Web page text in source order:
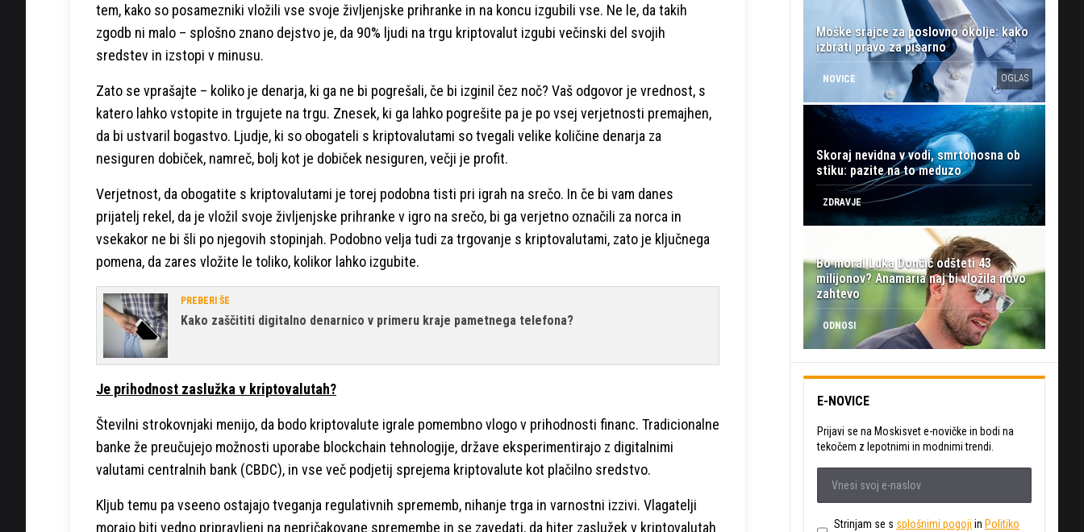
tem, kako so posamezniki vložili vse svoje življenjske prihranke in na koncu izgubili vse. Ne le, da takih
zgodb ni malo – splošno znano dejstvo je, da 90% ljudi na trgu kriptovalut izgubi večinski del svojih
sredstev in izstopi v minusu.
Zato se vprašajte – koliko je denarja, ki ga ne bi pogrešali, če bi izginil čez noč? Vaš odgovor je vrednost, s
katero lahko vstopite in trgujete na trgu. Znesek, ki ga lahko pogrešite pa je po vsej verjetnosti premajhen,
da bi ustvaril bogastvo. Ljudje, ki so obogateli s kriptovalutami so tvegali velike količine denarja za
nesiguren dobiček, namreč, bolj kot je dobiček nesiguren, večji je profit.
Verjetnost, da obogatite s kriptovalutami je torej podobna tisti pri igrah na srečo. In če bi vam danes
prijatelj rekel, da je vložil svoje življenjske prihranke v igro na srečo, bi ga verjetno označili za norca in
vsekakor ne bi šli po njegovih stopinjah. Podobno velja tudi za trgovanje s kriptovalutami, zato je ključnega
pomena, da zares vložite le toliko, kolikor lahko izgubite.
PREBERI ŠE
Kako zaščititi digitalno denarnico v primeru kraje pametnega telefona?
Je prihodnost zaslužka v kriptovalutah?
Številni strokovnjaki menijo, da bodo kriptovalute igrale pomembno vlogo v prihodnosti financ. Tradicionalne
banke že preučujejo možnosti uporabe blockchain tehnologije, države eksperimentirajo z digitalnimi
valutami centralnih bank (CBDC), in vse več podjetij sprejema kriptovalute kot plačilno sredstvo.
Kljub temu pa vseeno ostajajo tveganja regulativnih sprememb, nihanje trga in varnostni izzivi. Vlagatelji
morajo biti vedno pripravljeni na nepričakovane spremembe in se zavedati, da hiter zaslužek v kriptovalutah
Moške srajce za poslovno okolje: kako
izbrati pravo za pisarno
NOVICE OGLAS
Skoraj nevidna v vodi, smrtonosna ob
stiku: pazite na to meduzo
ZDRAVJE
Bo moral Luka Dončić odšteti 43
milijonov? Anamaria naj bi vložila novo
zahtevo
ODNOSI
E-NOVICE
Prijavi se na Moskisvet e-novičke in bodi na
tekočem z lepotnimi in modnimi trendi.
Strinjam se s splošnimi pogoji in Politiko